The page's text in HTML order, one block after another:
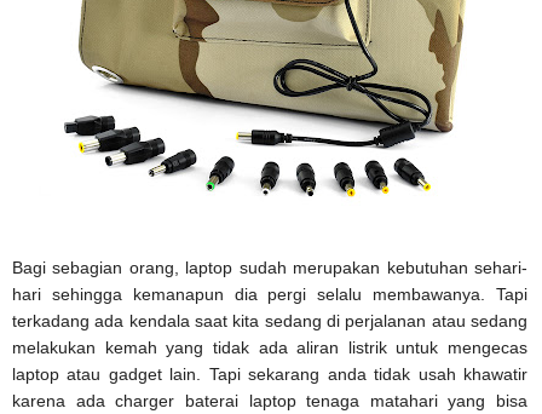
Bagi sebagian orang, laptop sudah merupakan kebutuhan sehari-
hari sehingga kemanapun dia pergi selalu membawanya. Tapi
terkadang ada kendala saat kita sedang di perjalanan atau sedang
melakukan kemah yang tidak ada aliran listrik untuk mengecas
laptop atau gadget lain. Tapi sekarang anda tidak usah khawatir
karena ada charger baterai laptop tenaga matahari yang bisa